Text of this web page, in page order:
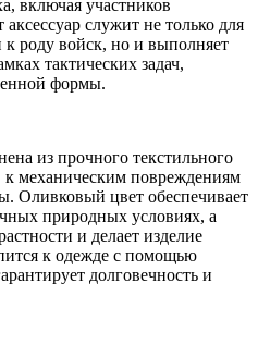
включая участников
служит не только для
к роду войск, но и выполняет
тактических задач,
формы.
из прочного текстильного
к механическим повреждениям
Оливковый цвет обеспечивает
природных условиях, а
и делает изделие
к одежде с помощью
долговечность и